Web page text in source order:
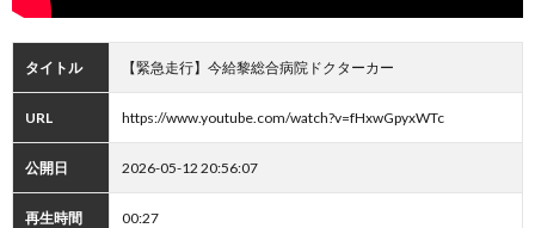
タイトル 【緊急走行】今給黎総合病院ドクターカー
URL https://www.youtube.com/watch?v=fHxwGpyxWTc
公開日 2026-05-12 20:56:07
再生時間 00:27